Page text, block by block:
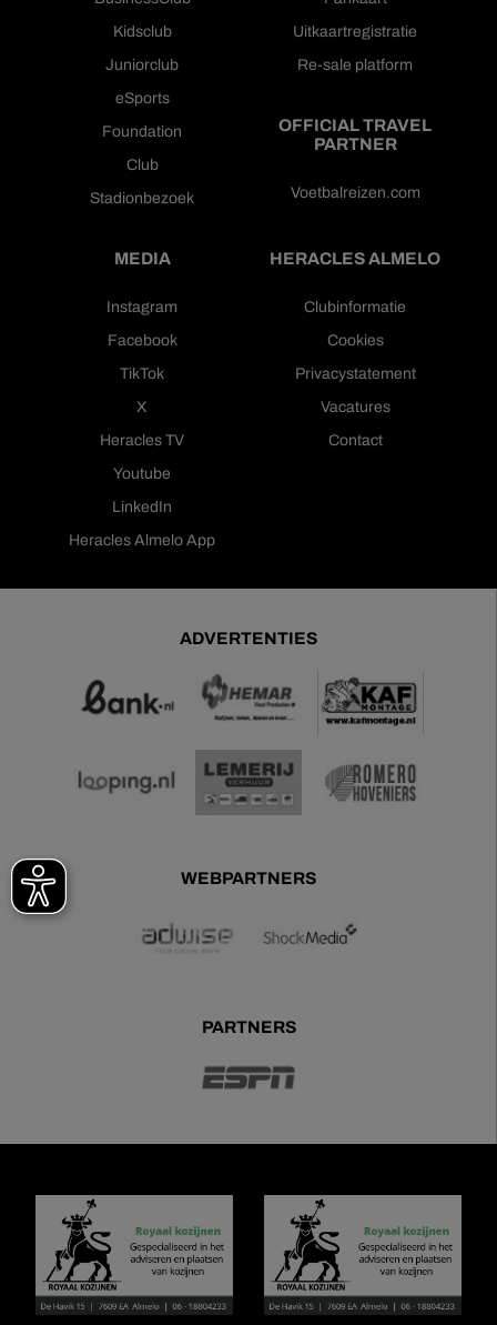
Kidsclub
Juniorclub
eSports
Foundation
Club
Stadionbezoek
Uitkaartregistratie
Re-sale platform
OFFICIAL TRAVEL
PARTNER
Voetbalreizen.com
MEDIA
Instagram
Facebook
TikTok
X
Heracles TV
Youtube
LinkedIn
Heracles Almelo App
HERACLES ALMELO
Clubinformatie
Cookies
Privacystatement
Vacatures
Contact
ADVERTENTIES
WEBPARTNERS
PARTNERS